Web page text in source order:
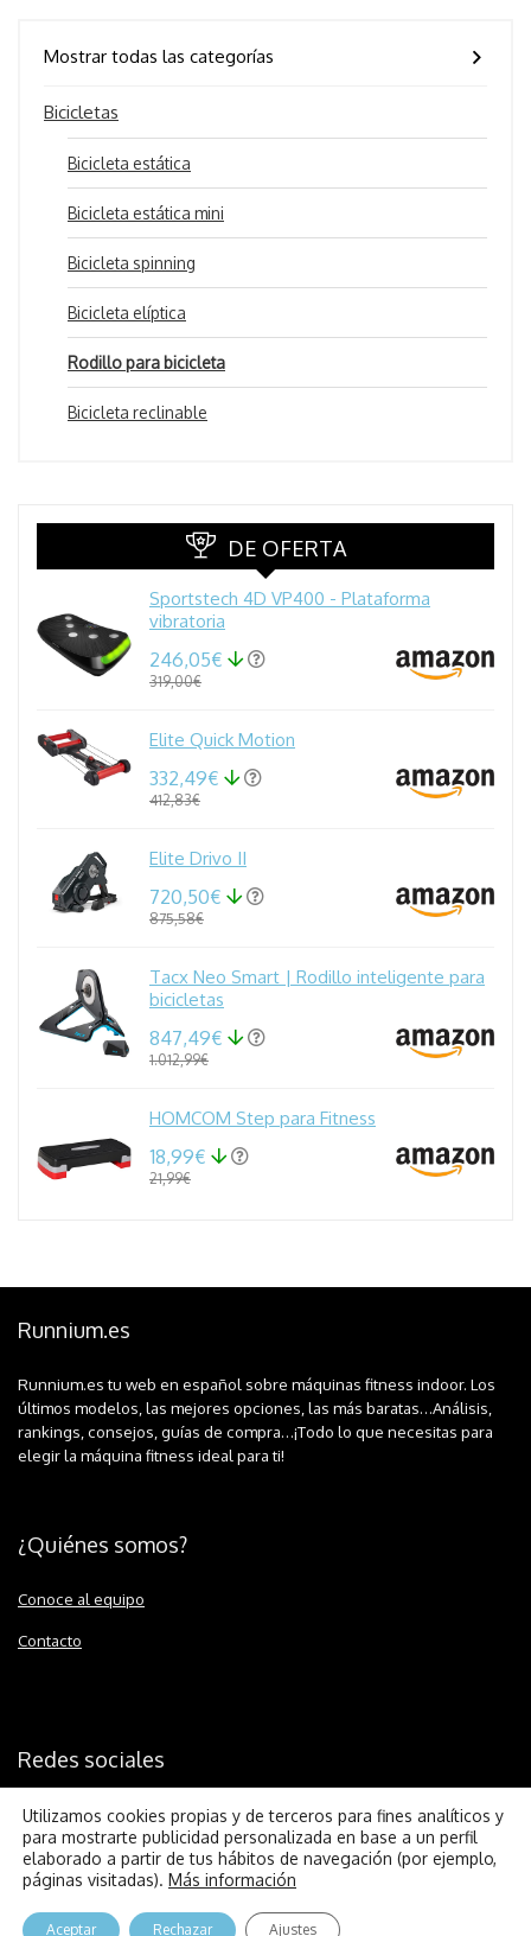
Mostrar todas las categorías
Bicicletas
Bicicleta estática
Bicicleta estática mini
Bicicleta spinning
Bicicleta elíptica
Rodillo para bicicleta
Bicicleta reclinable
DE OFERTA
Sportstech 4D VP400 - Plataforma
vibratoria
246,05€
319,00€
Elite Quick Motion
332,49€
412,83€
Elite Drivo II
720,50€
875,58€
Tacx Neo Smart | Rodillo inteligente para
bicicletas
847,49€
1.012,99€
HOMCOM Step para Fitness
18,99€
21,99€
Runnium.es
Runnium.es tu web en español sobre máquinas fitness indoor. Los
últimos modelos, las mejores opciones, las más baratas…Análisis,
rankings, consejos, guías de compra…¡Todo lo que necesitas para
elegir la máquina fitness ideal para ti!
¿Quiénes somos?
Conoce al equipo
Contacto
Redes sociales
© 2026 Runnium.es | Política de cookies|Aviso legal
Utilizamos cookies propias y de terceros para fines analíticos y
para mostrarte publicidad personalizada en base a un perfil
elaborado a partir de tus hábitos de navegación (por ejemplo,
páginas visitadas). Más información
Aceptar Rechazar Ajustes